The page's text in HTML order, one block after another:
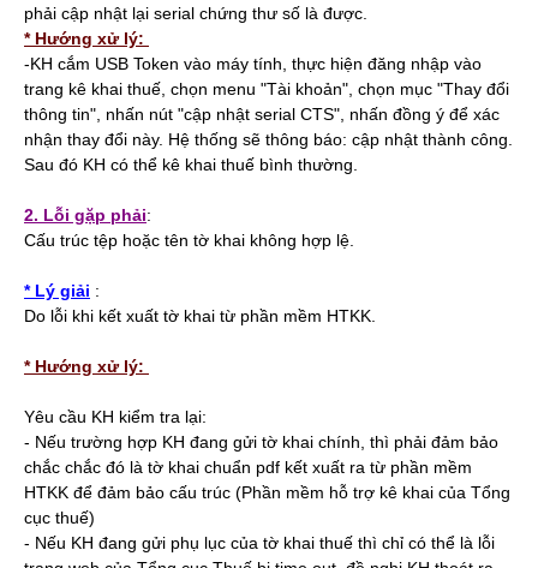
phải cập nhật lại serial chứng thư số là được.
* Hướng xử lý:
-KH cắm USB Token vào máy tính, thực hiện đăng nhập vào
trang kê khai thuế, chọn menu "Tài khoản", chọn mục "Thay đổi
thông tin", nhấn nút "cập nhật serial CTS", nhấn đồng ý để xác
nhận thay đổi này. Hệ thống sẽ thông báo: cập nhật thành công.
Sau đó KH có thể kê khai thuế bình thường.
2. Lỗi gặp phải:
Cấu trúc tệp hoặc tên tờ khai không hợp lệ.
* Lý giải :
Do lỗi khi kết xuất tờ khai từ phần mềm HTKK.
* Hướng xử lý:
Yêu cầu KH kiểm tra lại:
- Nếu trường hợp KH đang gửi tờ khai chính, thì phải đảm bảo
chắc chắc đó là tờ khai chuẩn pdf kết xuất ra từ phần mềm
HTKK để đảm bảo cấu trúc (Phần mềm hỗ trợ kê khai của Tổng
cục thuế)
- Nếu KH đang gửi phụ lục của tờ khai thuế thì chỉ có thể là lỗi